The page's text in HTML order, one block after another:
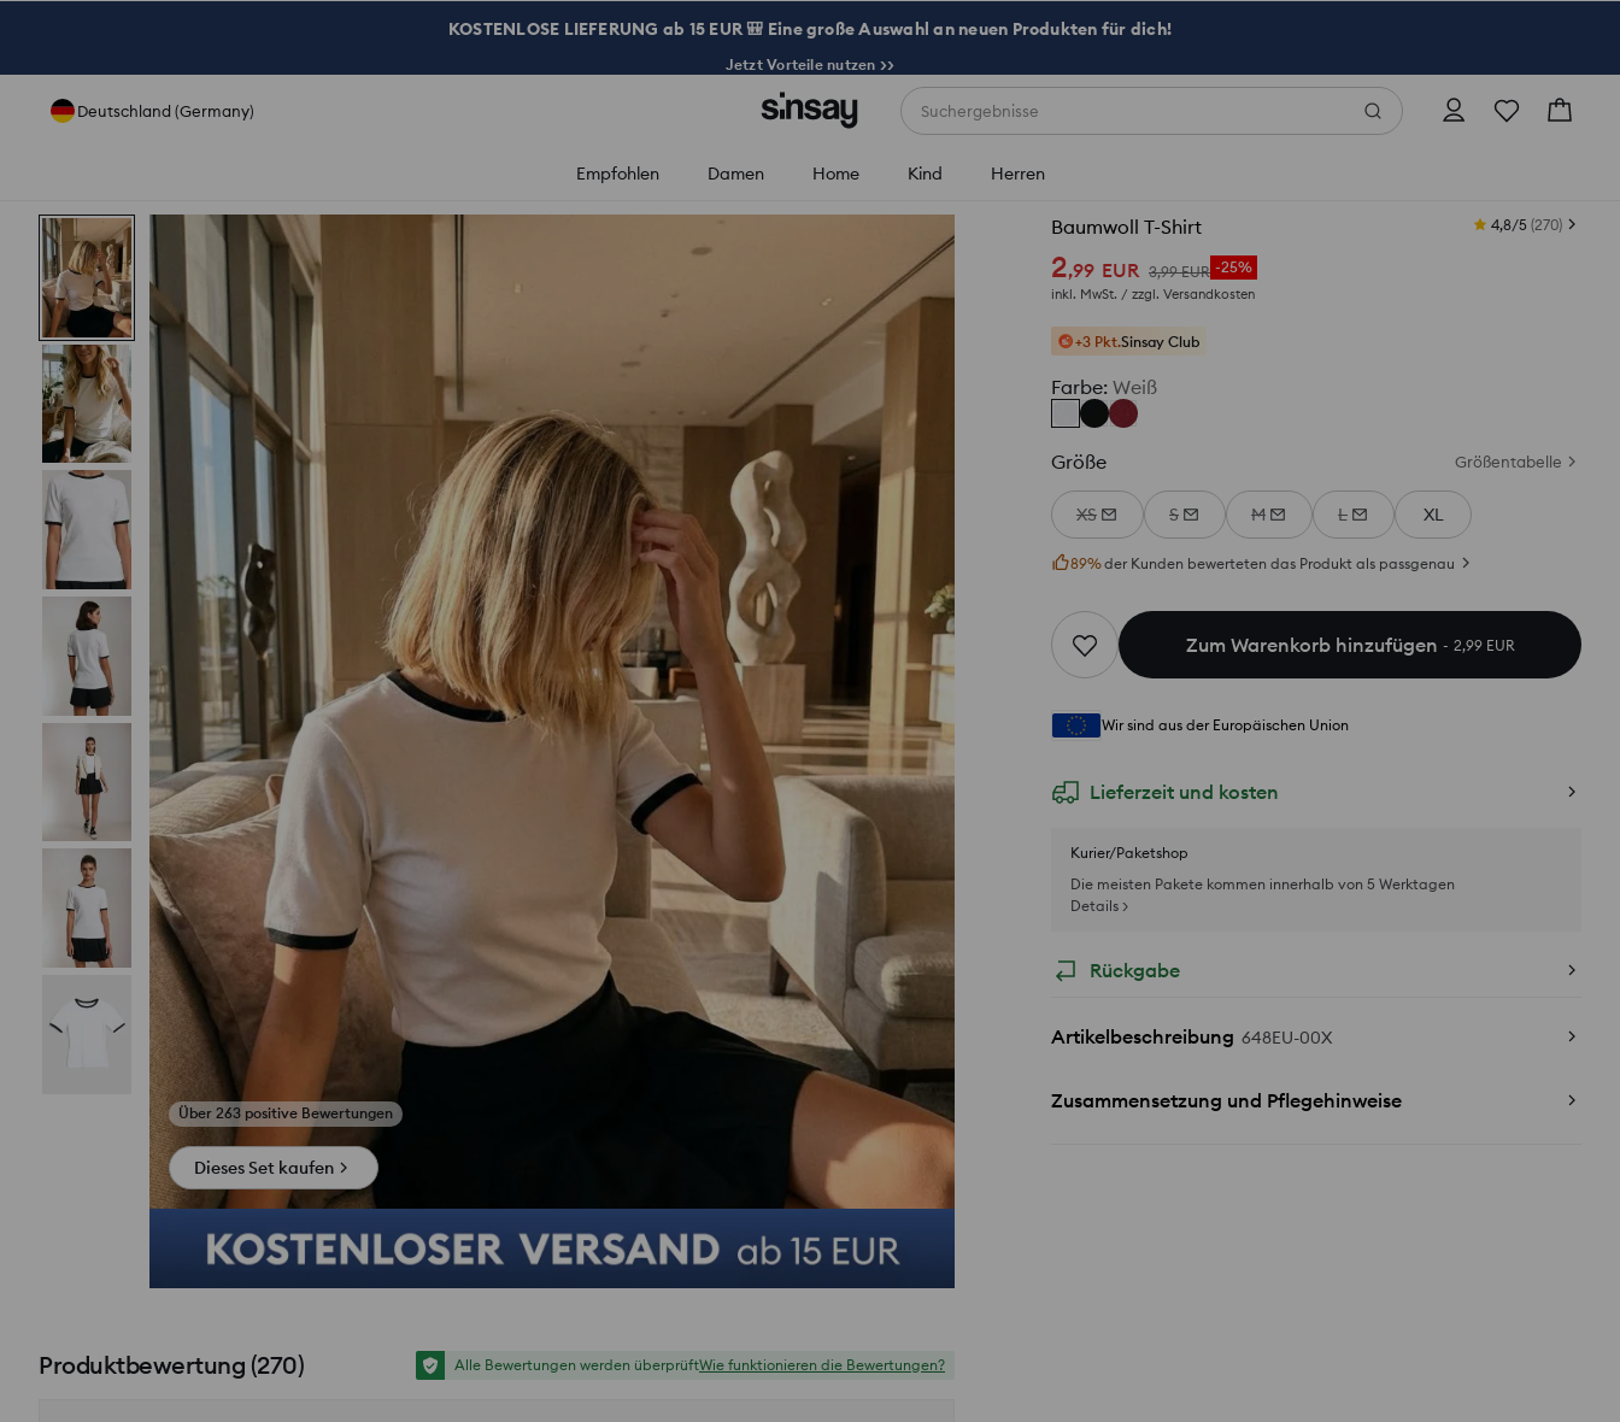
KOSTENLOSE LIEFERUNG ab 15 EUR 🎒 Eine große Auswahl an neuen Produkten für dich!
Jetzt Vorteile nutzen >>
Deutschland (Germany) Suchergebnisse
Empfohlen Damen Home Kind Herren
Baumwoll T-Shirt 4,8/5 (270)
2,99 EUR 3,99 EUR -25%
inkl. MwSt. / zzgl. Versandkosten
+3 Pkt.Sinsay Club
Farbe: Weiß
Größe Größentabelle
XS S M L XL
89%der Kunden bewerteten das Produkt als passgenau
Zum Warenkorb hinzufügen 2,99 EUR
Wir sind aus der Europäischen Union
Lieferzeit und kosten
Kurier/Paketshop
Die meisten Pakete kommen innerhalb von 5 Werktagen
Details >
Rückgabe
Artikelbeschreibung 648EU-00X
Zusammensetzung und Pflegehinweise
Fotos aus Bewertungen ansehen
Dieses Set kaufen
Produktbewertung (270) Alle Bewertungen werden überprüftWie funktionieren die Bewertungen?